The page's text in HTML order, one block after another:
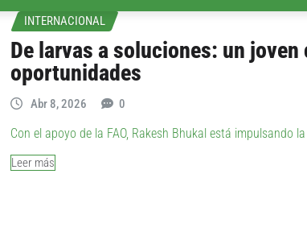
INTERNACIONAL
De larvas a soluciones: un
oportunidades
Abr 8, 2026 0
Con el apoyo de la FAO, Rakesh Bhukal está impulsando
Leer más